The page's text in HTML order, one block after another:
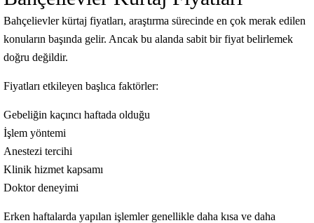
Bahçelievler kürtaj fiyatları, araştırma sürecinde en çok merak edilen
konuların başında gelir. Ancak bu alanda sabit bir fiyat belirlemek
doğru değildir.
Fiyatları etkileyen başlıca faktörler:
Gebeliğin kaçıncı haftada olduğu
İşlem yöntemi
Anestezi tercihi
Klinik hizmet kapsamı
Doktor deneyimi
Erken haftalarda yapılan işlemler genellikle daha kısa ve daha